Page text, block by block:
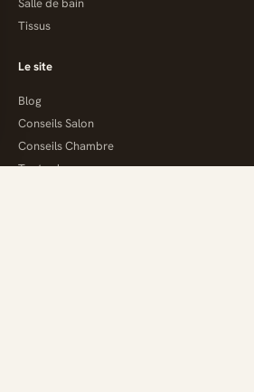
Tissus
Le site
Blog
Conseils Salon
Conseils Chambre
Toutes les marques